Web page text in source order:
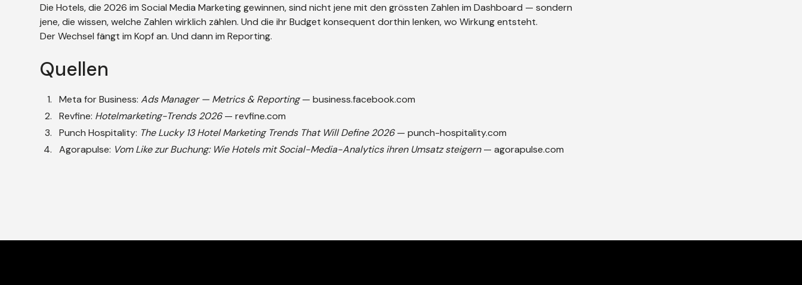
Die Hotels, die 2026 im Social Media Marketing gewinnen, sind nicht jene mit den grössten Zahlen im Dashboard — sondern
jene, die wissen, welche Zahlen wirklich zählen. Und die ihr Budget konsequent dorthin lenken, wo Wirkung entsteht.
Der Wechsel fängt im Kopf an. Und dann im Reporting.
Quellen
Meta for Business:Ads Manager — Metrics & Reporting—business.facebook.com
Revfine: Hotelmarketing-Trends 2026—revfine.com
Punch Hospitality: The Lucky 13 Hotel Marketing Trends That Will Define 2026—punch-hospitality.com
Agorapulse: Vom Like zur Buchung: Wie Hotels mit Social-Media-Analytics ihren Umsatz steigern—agorapulse.com